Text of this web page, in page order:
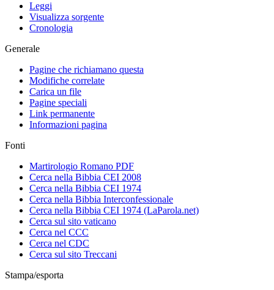
Leggi
Visualizza sorgente
Cronologia
Generale
Pagine che richiamano questa
Modifiche correlate
Carica un file
Pagine speciali
Link permanente
Informazioni pagina
Fonti
Martirologio Romano PDF
Cerca nella Bibbia CEI 2008
Cerca nella Bibbia CEI 1974
Cerca nella Bibbia Interconfessionale
Cerca nella Bibbia CEI 1974 (LaParola.net)
Cerca sul sito vaticano
Cerca nel CCC
Cerca nel CDC
Cerca sul sito Treccani
Stampa/esporta